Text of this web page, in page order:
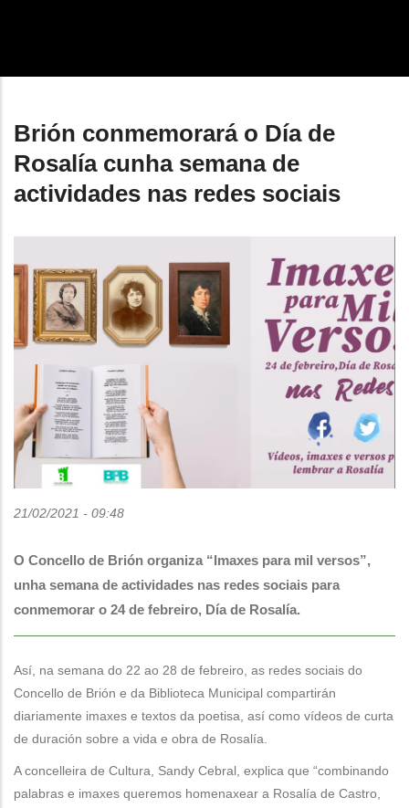
ayuda
la
navegación
Brión conmemorará o Día de
Rosalía cunha semana de
actividades nas redes sociais
21/02/2021 - 09:48
O Concello de Brión organiza “Imaxes para mil versos”,
unha semana de actividades nas redes sociais para
conmemorar o 24 de febreiro, Día de Rosalía.
Así, na semana do 22 ao 28 de febreiro, as redes sociais do
Concello de Brión e da Biblioteca Municipal compartirán
diariamente imaxes e textos da poetisa, así como vídeos de curta
de duración sobre a vida e obra de Rosalía.
A concelleira de Cultura, Sandy Cebral, explica que “combinando
palabras e imaxes queremos homenaxear a Rosalía de Castro,